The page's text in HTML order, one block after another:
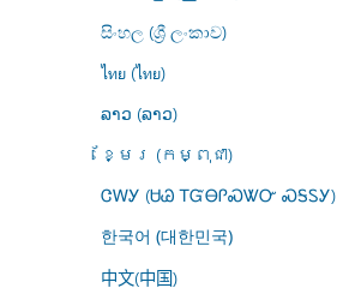
සිංහල (ශ්‍රී ලංකාව)
ไทย (ไทย)
ລາວ (ລາວ)
ខ្មែរ (កម្ពុជា)
ᏣᎳᎩ (ᏌᏊ ᎢᏳᎾᎵᏍᏔᏅ ᏍᎦᏚᎩ)
한국어 (대한민국)
中文(中国)